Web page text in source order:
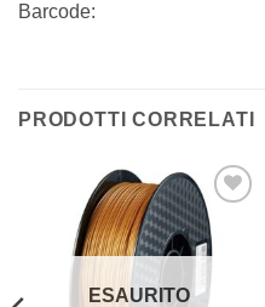
Barcode:
PRODOTTI CORRELATI
Aggiungi
alla lista
dei
ESAURITO